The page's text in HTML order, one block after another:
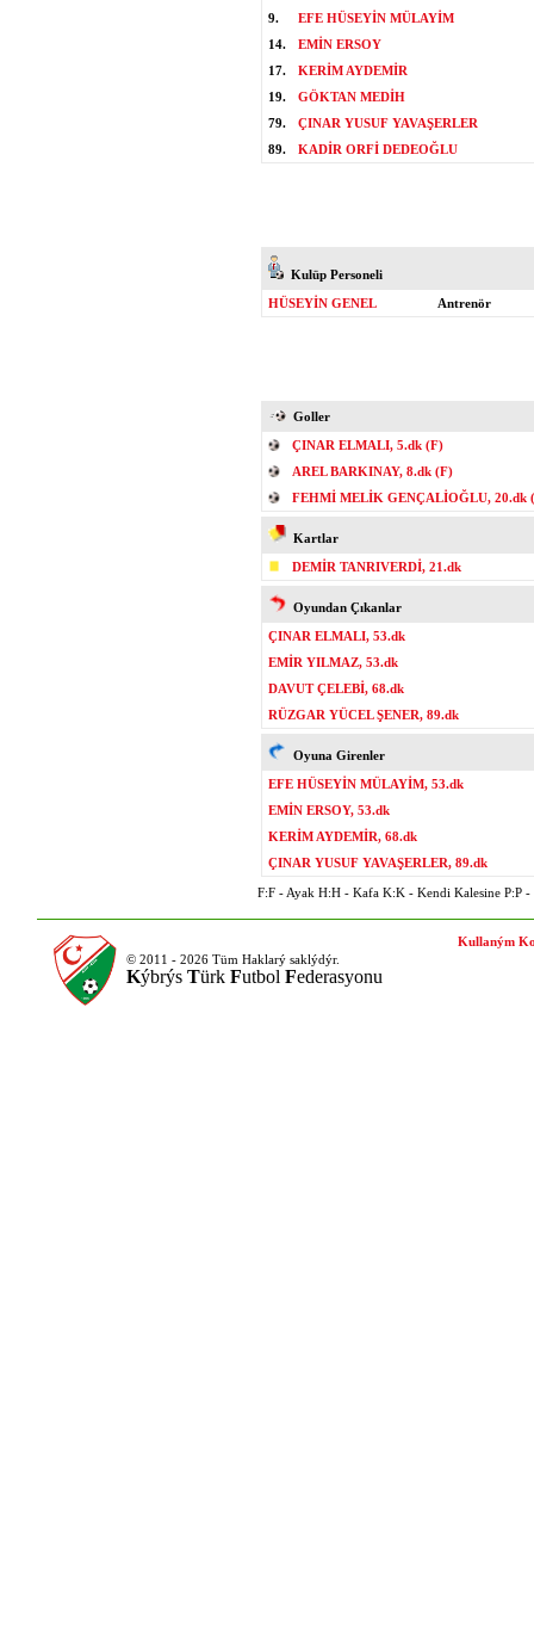
9.
EFE HÜSEYİN MÜLAYİM
14.
EMİN ERSOY
17.
KERİM AYDEMİR
19.
GÖKTAN MEDİH
79.
ÇINAR YUSUF YAVAŞERLER
89.
KADİR ORFİ DEDEOĞLU
Kulüp Personeli
HÜSEYİN GENEL
Antrenör
Goller
ÇINAR ELMALI, 5.dk (F)
AREL BARKINAY, 8.dk (F)
FEHMİ MELİK GENÇALİOĞLU, 20.dk
Kartlar
DEMİR TANRIVERDİ, 21.dk
Oyundan Çıkanlar
ÇINAR ELMALI, 53.dk
EMİR YILMAZ, 53.dk
DAVUT ÇELEBİ, 68.dk
RÜZGAR YÜCEL ŞENER, 89.dk
Oyuna Girenler
EFE HÜSEYİN MÜLAYİM, 53.dk
EMİN ERSOY, 53.dk
KERİM AYDEMİR, 68.dk
ÇINAR YUSUF YAVAŞERLER, 89.dk
F:F - Ayak H:H - Kafa K:K - Kendi Kalesine P:P -
© 2011 - 2026 Tüm Haklarý saklýdýr.
Kýbrýs Türk Futbol Federasyonu
Kullaným